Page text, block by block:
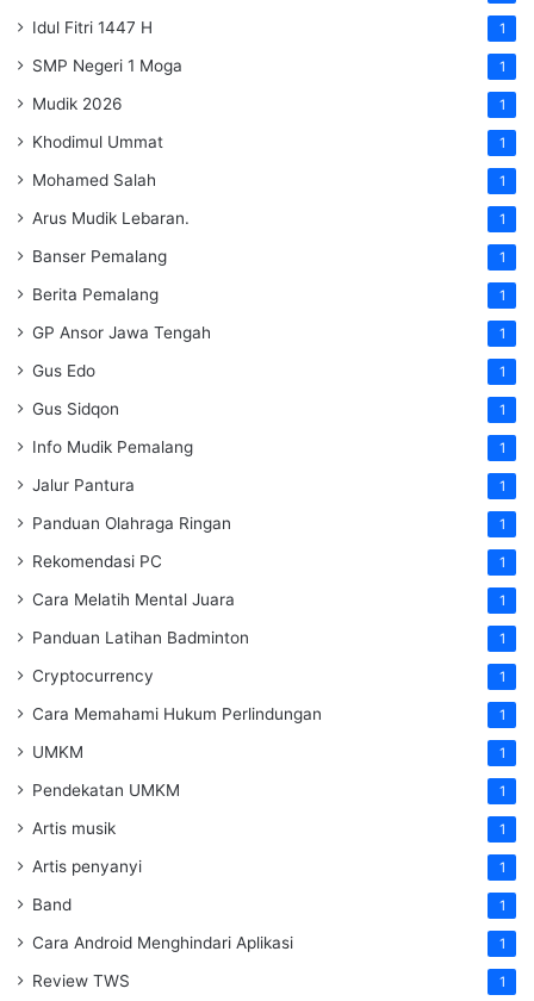
Idul Fitri 1447 H 1
SMP Negeri 1 Moga 1
Mudik 2026 1
Khodimul Ummat 1
Mohamed Salah 1
Arus Mudik Lebaran. 1
Banser Pemalang 1
Berita Pemalang 1
GP Ansor Jawa Tengah 1
Gus Edo 1
Gus Sidqon 1
Info Mudik Pemalang 1
Jalur Pantura 1
Panduan Olahraga Ringan 1
Rekomendasi PC 1
Cara Melatih Mental Juara 1
Panduan Latihan Badminton 1
Cryptocurrency 1
Cara Memahami Hukum Perlindungan 1
UMKM 1
Pendekatan UMKM 1
Artis musik 1
Artis penyanyi 1
Band 1
Cara Android Menghindari Aplikasi 1
Review TWS 1